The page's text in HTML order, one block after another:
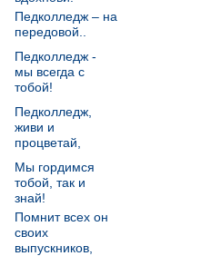
Педколледж – на
передовой..
Педколледж -
мы всегда с
тобой!
Педколледж,
живи и
процветай,
Мы гордимся
тобой, так и
знай!
Помнит всех он
своих
выпускников,